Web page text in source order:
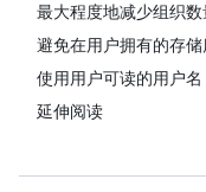
最大程度地减少组织数
避免在用户拥有的存
使用用户可读的用户名
延伸阅读